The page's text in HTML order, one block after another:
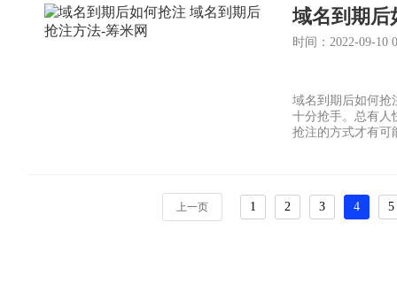
域名到期后
时间：2022-09-10
域名到期后如何抢
十分抢手。总有人
抢注的方式才有可
上一页 1 2 3 4 5